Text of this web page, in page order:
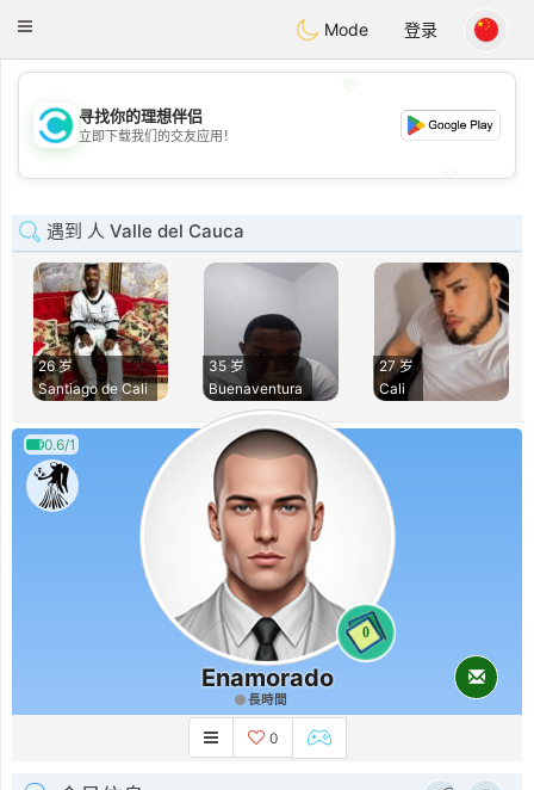
Citas
Toggle
Mode 登录
💖
💕
寻找你的理想伴侣
立即下载我们的交友应用！
遇到 人 Valle del Cauca
26 岁
Santiago de Cali
35 岁
Buenaventura
27 岁
Cali
0.6/1
0
Enamorado
長時間
0